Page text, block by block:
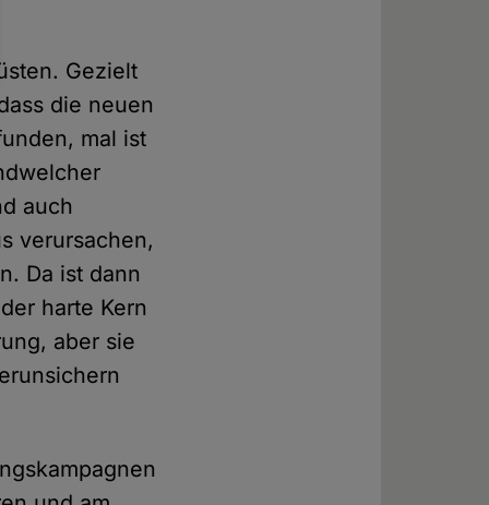
Gezielt
die neuen
mal ist
auch
verursachen,
Da ist dann
harte Kern
aber sie